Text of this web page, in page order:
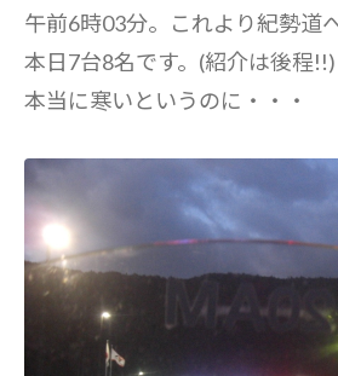
午前6時03分。これより紀勢道
本日7台8名です。(紹介は後程!!)
本当に寒いというのに・・・